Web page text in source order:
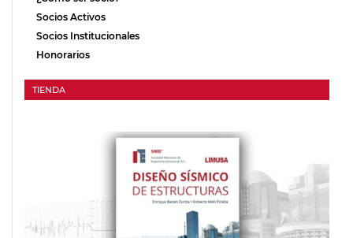
Socios Activos
Socios Institucionales
Honorarios
TIENDA